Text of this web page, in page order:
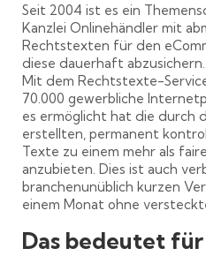
Seit 2004 ist es ein
Kanzlei Onlinehändler mit
Rechtstexten für den
diese dauerhaft abzusichern.
Mit dem Rechtstexte-
70.000 gewerbliche
es ermöglicht hat die durch
erstellten, permanent
Texte zu einem mehr als
anzubieten. Dies ist auch
branchenunüblich kurzen
einem Monat ohne
Das bedeutet für